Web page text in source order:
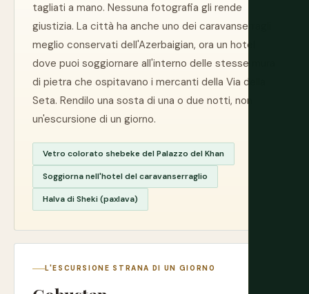
tagliati a mano. Nessuna fotografia gli rende
giustizia. La città ha anche uno dei caravanserragli
meglio conservati dell'Azerbaigian, ora un hotel
dove puoi soggiornare all'interno delle stesse mura
di pietra che ospitavano i mercanti della Via della
Seta. Rendilo una sosta di una o due notti, non
un'escursione di un giorno.
Vetro colorato shebeke del Palazzo del Khan
Soggiorna nell'hotel del caravanserraglio
Halva di Sheki (paxlava)
L'ESCURSIONE STRANA DI UN GIORNO